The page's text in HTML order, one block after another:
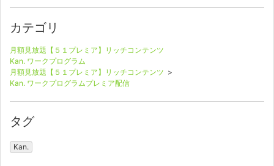
カテゴリ
月額見放題【５１プレミア】リッチコンテンツ
Kan. ワークプログラム
月額見放題【５１プレミア】リッチコンテンツ >
Kan. ワークプログラムプレミア配信
タグ
Kan.